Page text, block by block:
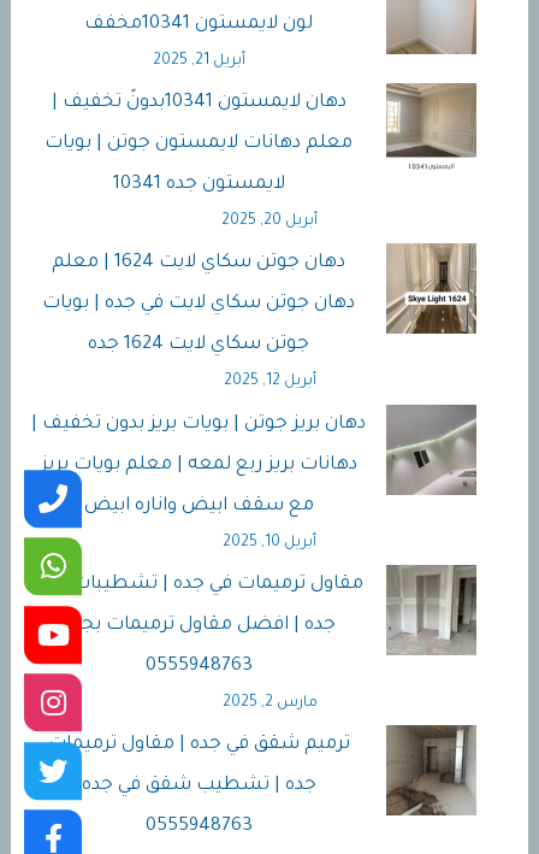
لون لايمستون 10341مخفف
أبريل 21, 2025
دهان لايمستون 10341بدونً تخفيف |
معلم دهانات لايمستون جوتن | بويات
لايمستون جده 10341
أبريل 20, 2025
دهان جوتن سكاي لايت 1624 | معلم
دهان جوتن سكاي لايت في جده | بويات
جوتن سكاي لايت 1624 جده
أبريل 12, 2025
دهان بريز جوتن | بويات بريز بدون تخفيف |
دهانات بريز ربع لمعه | معلم بويات بريز
مع سقف ابيض واناره ابيض
أبريل 10, 2025
مقاول ترميمات في جده | تشطيبات فلل
جده | افضل مقاول ترميمات بجده
0555948763
مارس 2, 2025
ترميم شقق في جده | مقاول ترميمات
جده | تشطيب شقق في جده
0555948763